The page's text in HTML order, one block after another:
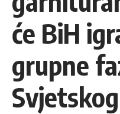
će BiH
grupne